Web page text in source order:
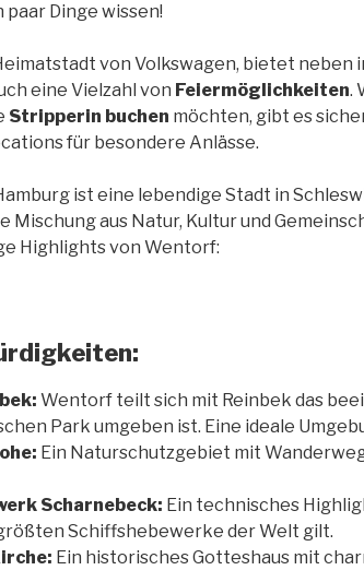
paar Dinge wissen!
von Volkswagen, bietet neben
eine Vielzahl von Feiermöglichkeiten.
Stripperin buchen möchten, gibt es
für besondere Anlässe.
ist eine lebendige Stadt in
Mischung aus Natur, Kultur und
Highlights von Wentorf:
Wentorf teilt sich mit Reinbek das
Park umgeben ist. Eine ideale
Ein Naturschutzgebiet mit
Scharnebeck: Ein technisches
Schiffshebewerke der Welt gilt.
Ein historisches Gotteshaus mit